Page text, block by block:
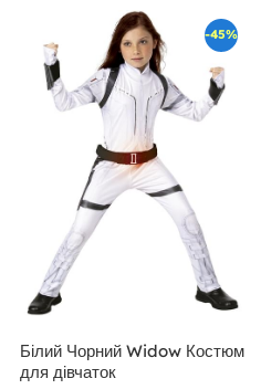
-45%
Білий Чорний Widow Костюм
для дівчаток